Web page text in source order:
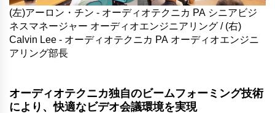
(左)アーロン・チン - オーディオテクニカ PA シニアビジ
ネスマネージャー オーディオエンジニアリング / (右)
Calvin Lee - オーディオテクニカ PA オーディオエンジニ
アリング部長
オーディオテクニカ独自のビームフォーミング技術
により、快適なビデオ会議環境を実現